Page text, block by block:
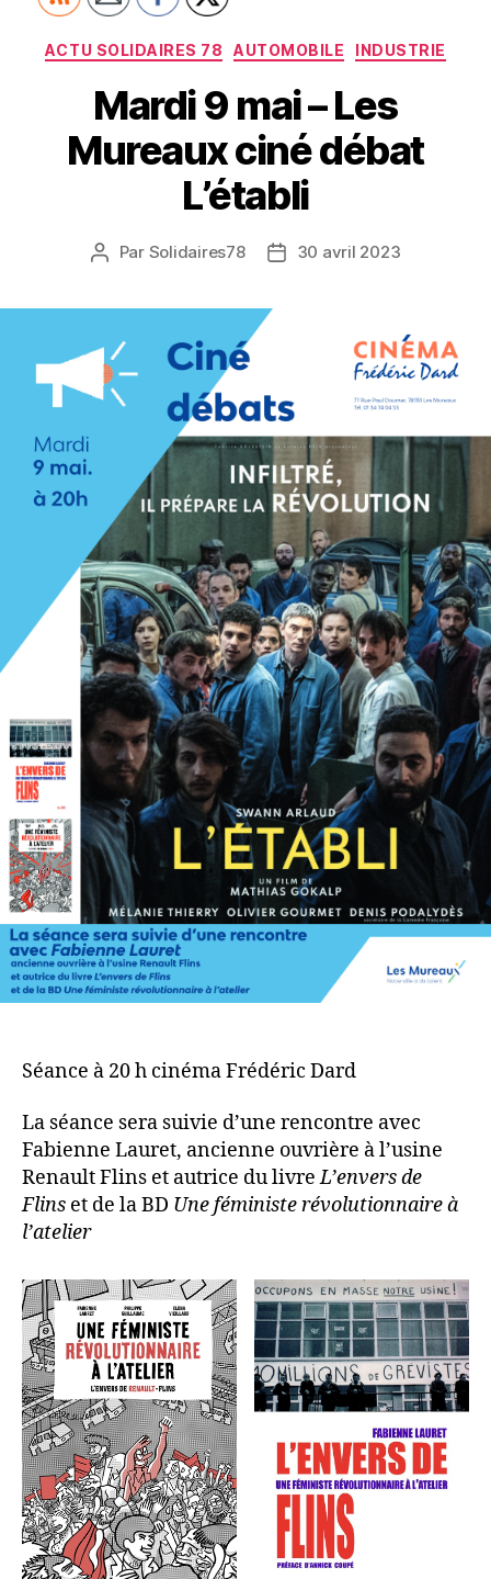
Catégories
ACTU SOLIDAIRES 78 AUTOMOBILE INDUSTRIE
Mardi 9 mai – Les
Mureaux ciné débat
L’établi
Auteur
Par Solidaires78
Date30 avril 2023
Séance à 20 h cinéma Frédéric Dard
La séance sera suivie d’une rencontre avec
Fabienne Lauret, ancienne ouvrière à l’usine
Renault Flins et autrice du livreL’envers de
Flins et de la BD Une féministe révolutionnaire à
l’atelier